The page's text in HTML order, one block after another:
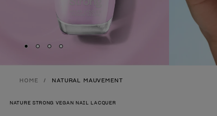
Skip to slide
Skip to slide
Skip to slide
Skip to slide
HOME NATURAL MAUVEMENT
NATURE STRONG VEGAN NAIL LACQUER